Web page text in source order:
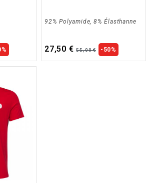
92% Polyamide, 8% Élasthanne
27,50 € 55,00 € -50%